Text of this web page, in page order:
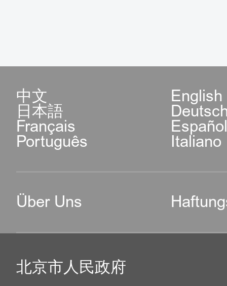
中文 English
日本語
Français
Português Italiano
Über Uns
北京市人民政府